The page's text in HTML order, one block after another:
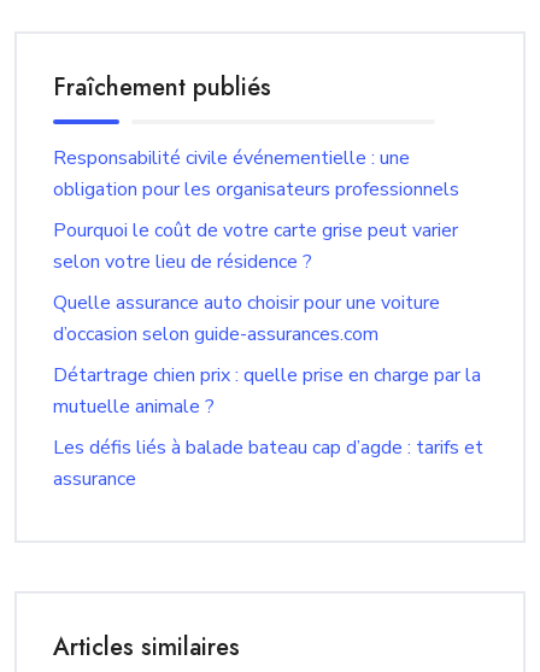
Fraîchement publiés
Responsabilité civile événementielle : une
obligation pour les organisateurs professionnels
Pourquoi le coût de votre carte grise peut varier
selon votre lieu de résidence ?
Quelle assurance auto choisir pour une voiture
d’occasion selon guide-assurances.com
Détartrage chien prix : quelle prise en charge par la
mutuelle animale ?
Les défis liés à balade bateau cap d’agde : tarifs et
assurance
Articles similaires